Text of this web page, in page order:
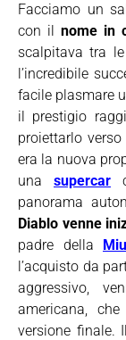
Facciamo un
con il nome in
scalpitava tra
l’incredibile
facile plasmare
il prestigio
proiettarlo
era la nuova
una supercar
panorama
Diablo venne
padre della
l’acquisto da
aggressivo,
americana,
versione finale.